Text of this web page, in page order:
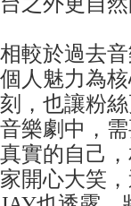
相較於過去
個人魅力為
刻，也讓粉
音樂劇中，
真實的自己
家開心大笑